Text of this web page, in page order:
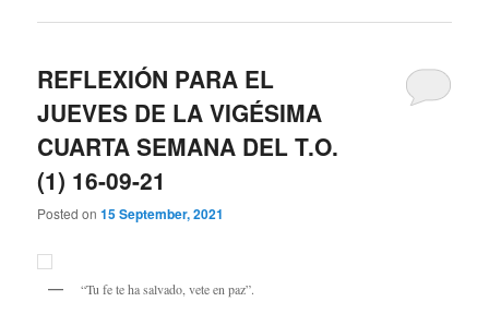
REFLEXIÓN PARA EL
JUEVES DE LA VIGÉSIMA
CUARTA SEMANA DEL T.O.
(1) 16-09-21
Posted on15 September, 2021
“Tu fe te ha salvado, vete en paz”.